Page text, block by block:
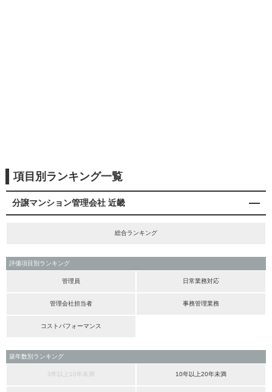
項目別ランキング一覧
分譲マンション管理会社 近畿
総合ランキング
評価項目別ランキング
管理員 日常業務対応
管理会社担当者 事務管理業務
コストパフォーマンス
築年数別ランキング
3年以上10年未満 10年以上20年未満